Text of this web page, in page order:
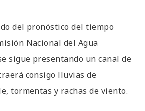
del pronóstico del tiempo
Nacional del Agua
sigue presentando un canal de
consigo lluvias de
tormentas y rachas de viento.